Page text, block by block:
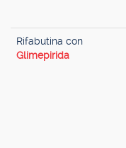
Rifabutina con
Glimepirida